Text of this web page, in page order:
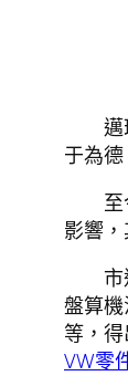
于為
影響
盤算
等，
VW零